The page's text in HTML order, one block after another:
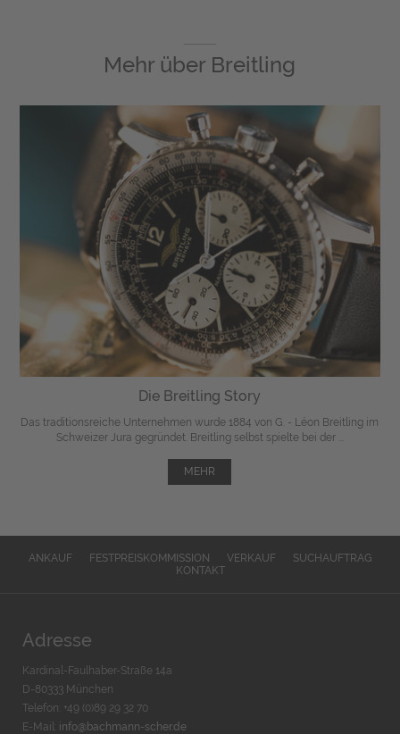
Mehr über Breitling
Die Breitling Story
Das traditionsreiche Unternehmen wurde 1884 von G. - Léon Breitling im
Schweizer Jura gegründet. Breitling selbst spielte bei der ...
MEHR
ANKAUF FESTPREISKOMMISSION VERKAUF
SUCHAUFTRAG
KONTAKT
Adresse
Kardinal-Faulhaber-Straße 14a
D-80333 München
Telefon: +49 (0)89 29 32 70
E-Mail: info@bachmann-scher.de